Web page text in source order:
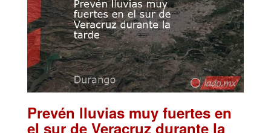
Prevén lluvias muy fuertes en
el sur de Veracruz durante la